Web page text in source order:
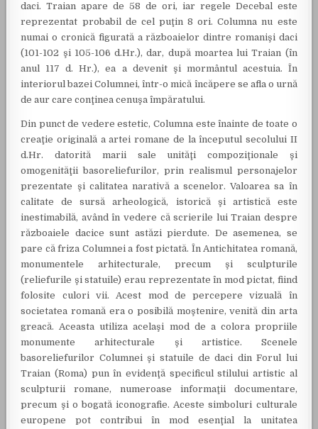
daci. Traian apare de 58 de ori, iar regele Decebal este
reprezentat probabil de cel puţin 8 ori. Columna nu este
numai o cronică figurată a războaielor dintre romanişi daci
(101-102 şi 105-106 d.Hr.), dar, după moartea lui Traian (în
anul 117 d. Hr.), ea a devenit şi mormântul acestuia. În
interiorul bazei Columnei, într-o mică încăpere se afla o urnă
de aur care conţinea cenuşa împăratului.
Din punct de vedere estetic, Columna este înainte de toate o
creaţie originală a artei romane de la începutul secolului II
d.Hr. datorită marii sale unităţi compoziţionale şi
omogenităţii basoreliefurilor, prin realismul personajelor
prezentate şi calitatea narativă a scenelor. Valoarea sa în
calitate de sursă arheologică, istorică şi artistică este
inestimabilă, având în vedere că scrierile lui Traian despre
războaiele dacice sunt astăzi pierdute. De asemenea, se
pare că friza Columnei a fost pictată. În Antichitatea romană,
monumentele arhitecturale, precum şi sculpturile
(reliefurile şi statuile) erau reprezentate în mod pictat, fiind
folosite culori vii. Acest mod de percepere vizuală în
societatea romană era o posibilă moştenire, venită din arta
greacă. Aceasta utiliza acelaşi mod de a colora propriile
monumente arhitecturale şi artistice. Scenele
basoreliefurilor Columnei şi statuile de daci din Forul lui
Traian (Roma) pun în evidenţă specificul stilului artistic al
sculpturii romane, numeroase informaţii documentare,
precum şi o bogată iconografie. Aceste simboluri culturale
europene pot contribui în mod esenţial la unitatea